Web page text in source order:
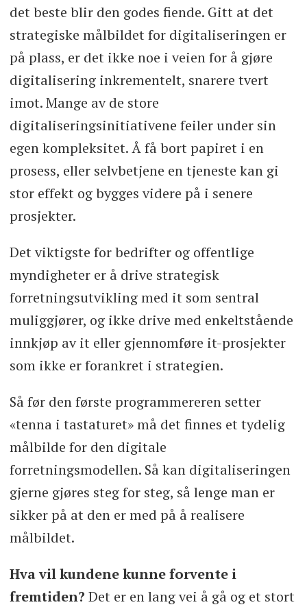
det beste blir den godes fiende. Gitt at det
strategiske målbildet for digitaliseringen er
på plass, er det ikke noe i veien for å gjøre
digitalisering inkrementelt, snarere tvert
imot. Mange av de store
digitaliseringsinitiativene feiler under sin
egen kompleksitet. Å få bort papiret i en
prosess, eller selvbetjene en tjeneste kan gi
stor effekt og bygges videre på i senere
prosjekter.
Det viktigste for bedrifter og offentlige
myndigheter er å drive strategisk
forretningsutvikling med it som sentral
muliggjører, og ikke drive med enkeltstående
innkjøp av it eller gjennomføre it-prosjekter
som ikke er forankret i strategien.
Så før den første programmereren setter
«tenna i tastaturet» må det finnes et tydelig
målbilde for den digitale
forretningsmodellen. Så kan digitaliseringen
gjerne gjøres steg for steg, så lenge man er
sikker på at den er med på å realisere
målbildet.
Hva vil kundene kunne forvente i
fremtiden? Det er en lang vei å gå og et stort